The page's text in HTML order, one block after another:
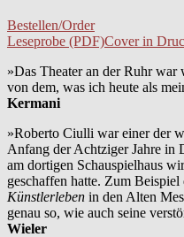
Bestellen/Order
Leseprobe (PDF)Cover in
»Das Theater an der Ruhr
von dem, was ich heute als
Kermani
»Roberto Ciulli war einer der
Anfang der Achtziger Jahre in
am dortigen Schauspielhaus
geschaffen hatte. Zum
Künstlerleben in den Alten
genau so, wie auch seine
Wieler